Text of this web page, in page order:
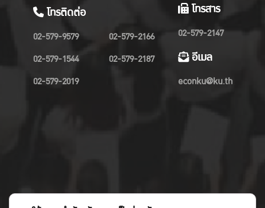
โทรติดต่อ
02-579-9579
02-579-1544
02-579-2019
02-579-2166
02-579-2187
โทรสาร
02-579-2147
อีเมล
econku@ku.th